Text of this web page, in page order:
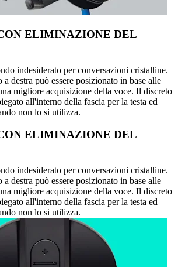
ELIMINAZIONE DEL
indesiderato per conversazioni cristalline.
destra può essere posizionato in base alle
migliore acquisizione della voce. Il discreto
all'interno della fascia per la testa ed
non lo si utilizza.
ELIMINAZIONE DEL
indesiderato per conversazioni cristalline.
destra può essere posizionato in base alle
migliore acquisizione della voce. Il discreto
all'interno della fascia per la testa ed
non lo si utilizza.